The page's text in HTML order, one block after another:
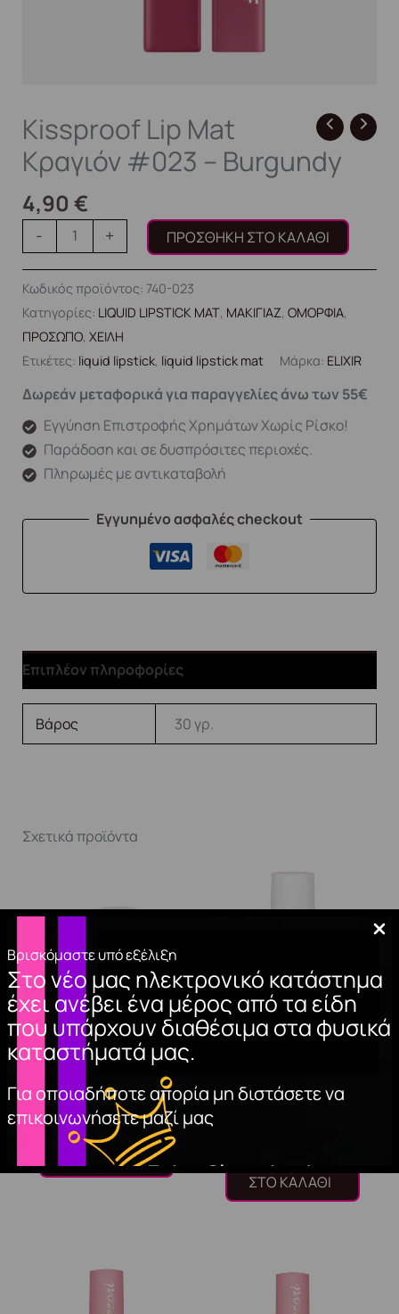
Βρισκόμαστε υπό εξέλιξη
Στο νέο μας ηλεκτρονικό κατάστημα
έχει ανέβει ένα μέρος από τα είδη
που υπάρχουν διαθέσιμα στα φυσικά
καταστήματά μας.
Για οποιαδήποτε απορία μη διστάσετε να
επικοινωνήσετε μαζί μας
Kissproof Lip Mat
Κραγιόν #023 – Burgundy
4,90 €
- + ΠΡΟΣΘΉΚΗ ΣΤΟ ΚΑΛΆΘΙ
Κωδικός προϊόντος: 740-023
Κατηγορίες: LIQUID LIPSTICK MAT, ΜΑΚΙΓΙΑΖ, ΟΜΟΡΦΙΑ,
ΠΡΟΣΩΠΟ, ΧΕΙΛΗ
Ετικέτες: liquid lipstick, liquid lipstick mat Μάρκα: ELIXIR
Δωρεάν μεταφορικά για παραγγελίες άνω των 55€
Εγγύηση Επιστροφής Χρημάτων Χωρίς Ρίσκο!
Παράδοση και σε δυσπρόσιτες περιοχές.
Πληρωμές με αντικαταβολή
Εγγυημένο ασφαλές checkout
Επιπλέον πληροφορίες
Βάρος 30 γρ.
Σχετικά προϊόντα
ΚΥΤΤΑΡΙΝΗ
4,70€
ΠΡΟΣΘΉΚΗ
ΣΤΟ ΚΑΛΆΘΙ
FOUNDATION – 110
ΠΡΟΣΘΉΚΗ
ΣΤΟ ΚΑΛΆΘΙ